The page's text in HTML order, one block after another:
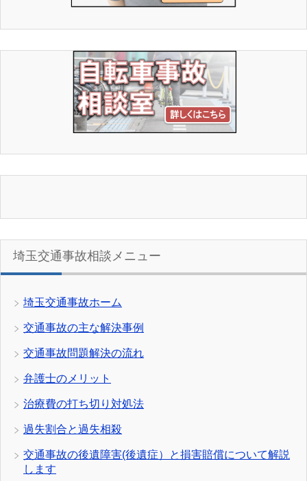
埼玉交通事故相談メニュー
埼玉交通事故ホーム
交通事故の主な解決事例
交通事故問題解決の流れ
弁護士のメリット
治療費の打ち切り対処法
過失割合と過失相殺
交通事故の後遺障害(後遺症）と損害賠償について解説
します